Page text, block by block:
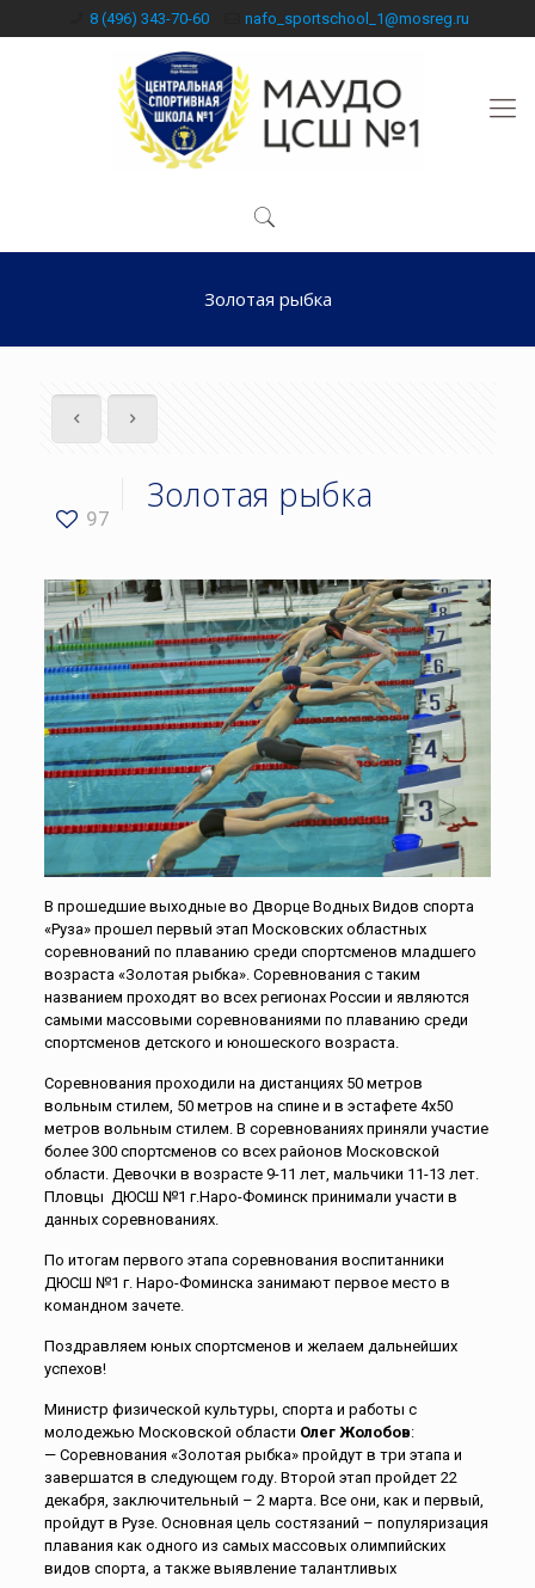
8 (496) 343-70-60 nafo_sportschool_1@mosreg.ru
Золотая рыбка
97
Золотая рыбка
В прошедшие выходные во Дворце Водных Видов спорта
«Руза» прошел первый этап Московских областных
соревнований по плаванию среди спортсменов младшего
возраста «Золотая рыбка». Соревнования с таким
названием проходят во всех регионах России и являются
самыми массовыми соревнованиями по плаванию среди
спортсменов детского и юношеского возраста.
Соревнования проходили на дистанциях 50 метров
вольным стилем, 50 метров на спине и в эстафете 4х50
метров вольным стилем. В соревнованиях приняли участие
более 300 спортсменов со всех районов Московской
области. Девочки в возрасте 9-11 лет, мальчики 11-13 лет.
Пловцы ДЮСШ №1 г.Наро-Фоминск принимали участи в
данных соревнованиях.
По итогам первого этапа соревнования воспитанники
ДЮСШ №1 г. Наро-Фоминска занимают первое место в
командном зачете.
Поздравляем юных спортсменов и желаем дальнейших
успехов!
Министр физической культуры, спорта и работы с
молодежью Московской области Олег Жолобов:
— Соревнования «Золотая рыбка» пройдут в три этапа и
завершатся в следующем году. Второй этап пройдет 22
декабря, заключительный – 2 марта. Все они, как и первый,
пройдут в Рузе. Основная цель состязаний – популяризация
плавания как одного из самых массовых олимпийских
видов спорта, а также выявление талантливых